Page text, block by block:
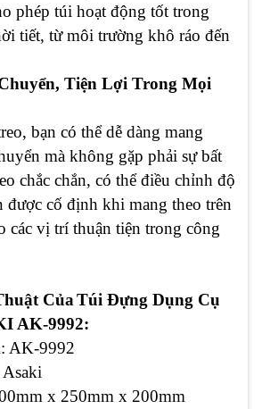
phép túi hoạt động tốt trong
tiết, từ môi trường khô ráo đến
Tiện Lợi Trong Mọi
bạn có thể dễ dàng mang
mà không gặp phải sự bất
chắc chắn, có thể điều chỉnh độ
cố định khi mang theo trên
các vị trí thuận tiện trong công
CủaTúi Đựng Dụng Cụ
AK-9992:
: AK-9992
Asaki
x 250mm x 200mm